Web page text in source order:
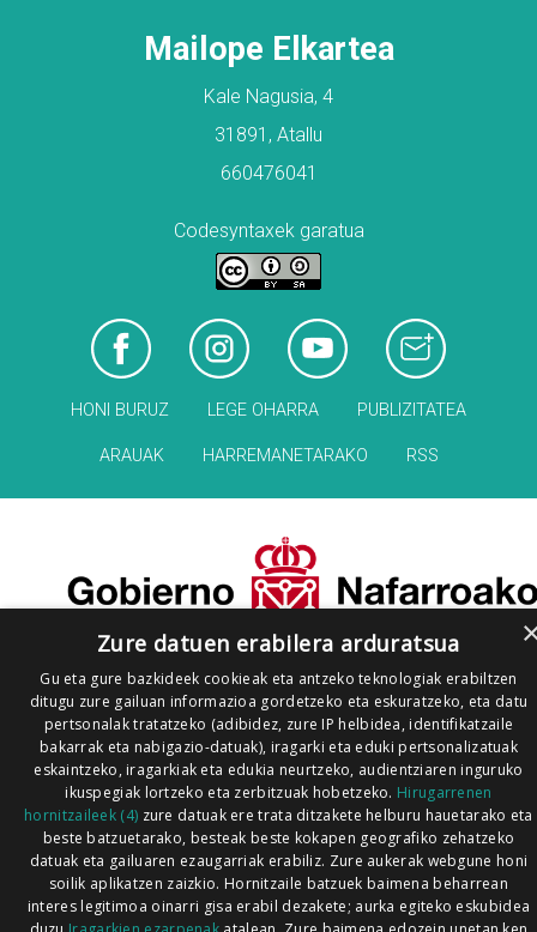
Mailope Elkartea
Kale Nagusia, 4
31891, Atallu
660476041
Codesyntaxek garatua
HONI BURUZ LEGE OHARRA PUBLIZITATEA
ARAUAK HARREMANETARAKO RSS
Zure datuen erabilera arduratsua
Gu eta gure bazkideek cookieak eta antzeko teknologiak erabiltzen
ditugu zure gailuan informazioa gordetzeko eta eskuratzeko, eta datu
pertsonalak tratatzeko (adibidez, zure IP helbidea, identifikatzaile
bakarrak eta nabigazio-datuak), iragarki eta eduki pertsonalizatuak
eskaintzeko, iragarkiak eta edukia neurtzeko, audientziaren inguruko
ikuspegiak lortzeko eta zerbitzuak hobetzeko. Hirugarrenen
hornitzaileek (4) zure datuak ere trata ditzakete helburu hauetarako eta
beste batzuetarako, besteak beste kokapen geografiko zehatzeko
datuak eta gailuaren ezaugarriak erabiliz. Zure aukerak webgune honi
soilik aplikatzen zaizkio. Hornitzaile batzuek baimena beharrean
interes legitimoa oinarri gisa erabil dezakete; aurka egiteko eskubidea